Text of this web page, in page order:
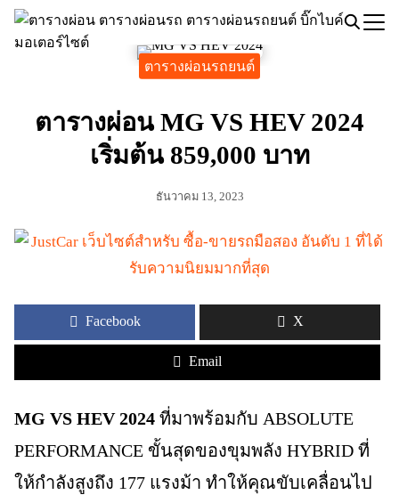
Skip
Search
ตารางผ่อนรถยนต์
ตารางผ่อน MG VS HEV 2024
เริ่มต้น 859,000 บาท
ธันวาคม 13, 2023
Facebook X
Email
MG VS HEV 2024 ที่มาพร้อมกับ ABSOLUTE
PERFORMANCE ขั้นสุดของขุมพลัง HYBRID ที่
ให้กำลังสูงถึง 177 แรงม้า ทำให้คุณขับเคลื่อนไป